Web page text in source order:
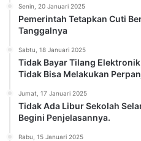
Senin, 20 Januari 2025
Pemerintah Tetapkan Cuti
Tanggalnya
Sabtu, 18 Januari 2025
Tidak Bayar Tilang
Tidak Bisa Melakukan
Jumat, 17 Januari 2025
Tidak Ada Libur Sekolah
Begini Penjelasannya.
Rabu, 15 Januari 2025